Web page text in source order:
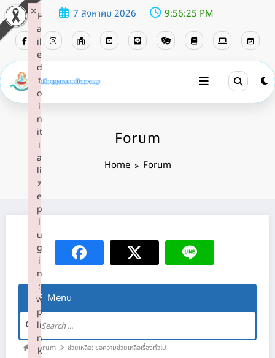
7 สิงหาคม 2026 9:56:25 PM
Forum
Home Forum
Menu
Forum ช่วยเหลือ: ขอความช่วยเหลือเรื่องทั่วไป
F
a
il
e
d
t
o
i
n
it
i
a
li
z
e
p
l
u
g
i
n
:
w
p
li
n
k
×